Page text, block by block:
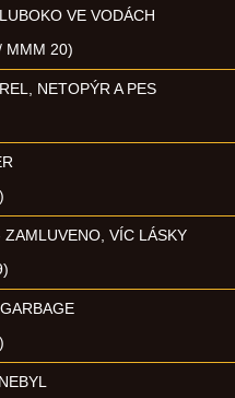
VE VODÁCH
MMM 20)
NETOPÝR A PES
VÍC LÁSKY